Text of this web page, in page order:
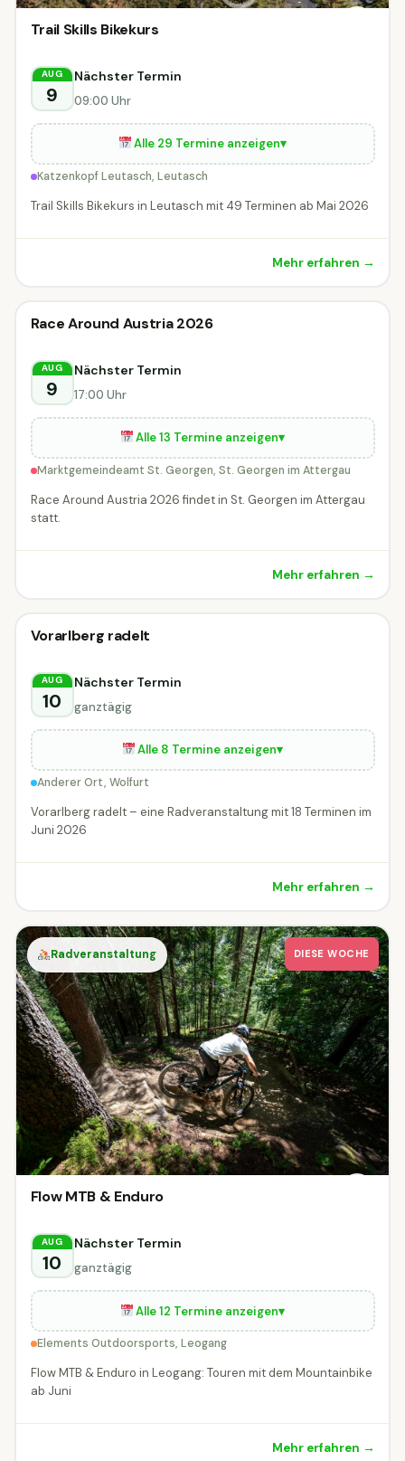
Trail Skills Bikekurs
AUG
9
Nächster Termin
09:00 Uhr
Alle 29 Termine anzeigen▾
Katzenkopf Leutasch, Leutasch
Trail Skills Bikekurs in Leutasch mit 49 Terminen ab Mai 2026
Mehr erfahren →
Radveranstaltung
Race Around Austria 2026
AUG
9
Nächster Termin
17:00 Uhr
Alle 13 Termine anzeigen▾
Marktgemeindeamt St. Georgen, St. Georgen im Attergau
Race Around Austria 2026 findet in St. Georgen im Attergau
statt.
Mehr erfahren →
Radveranstaltung
Radveranstaltung
Vorarlberg radelt
AUG
10
Nächster Termin
ganztägig
Alle 8 Termine anzeigen▾
Anderer Ort, Wolfurt
Vorarlberg radelt – eine Radveranstaltung mit 18 Terminen im
Juni 2026
Mehr erfahren →
Radveranstaltung DIESE WOCHE
Flow MTB & Enduro
AUG
10
Nächster Termin
ganztägig
Alle 12 Termine anzeigen▾
Elements Outdoorsports, Leogang
Flow MTB & Enduro in Leogang: Touren mit dem Mountainbike
ab Juni
Mehr erfahren →